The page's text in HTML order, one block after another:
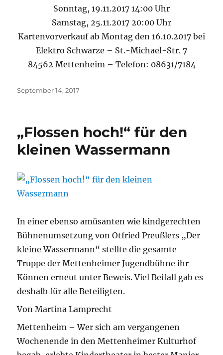
Sonntag, 19.11.2017 14:00 Uhr
Samstag, 25.11.2017 20:00 Uhr
Kartenvorverkauf ab Montag den 16.10.2017 bei
Elektro Schwarze – St.-Michael-Str. 7
84562 Mettenheim – Telefon: 08631/7184
Veröffentlicht
September 14, 2017
„Flossen hoch!“ für den
kleinen Wassermann
In einer ebenso amüsanten wie kindgerechten
Bühnenumsetzung von Otfried Preußlers „Der
kleine Wassermann“ stellte die gesamte
Truppe der Mettenheimer Jugendbühne ihr
Können erneut unter Beweis. Viel Beifall gab es
deshalb für alle Beteiligten.
Von Martina Lamprecht
Mettenheim – Wer sich am vergangenen
Wochenende in den Mettenheimer Kulturhof